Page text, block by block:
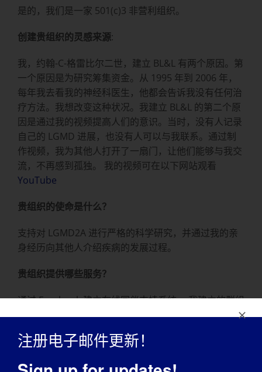
是的，我们是一家 501(c)3 非营利组织。
创建贵组织的灵感来源:
我，约翰-C-格雷比尔二世，建立 BL&L 有两个原因。第
一个原因是为研究筹集资金。从 1995 年到 2006 年，
每年我去看我的神经科医生，他都会告诉我没有任何治
疗方法。我想改变这种状况。我建立 BL&L 的第二个原
因是通过我的视频提高人们的意识。当时，没有人记录
自己的 LGMD 进展，也没有人可以与我联系。通过制
作视频，我为其他人打开了一扇门，让他们能够与我交
流，不再感到孤独。 我的视频可在以下网站观看
YouTube
贵组织的使命是什么？
支持对 LGMD2A 进行严格的科学研究，并通过我的亲
身经历向其他人介绍疾病的发展过程。
贵组织提供哪些服务？
通过 Facebook 建立在线同伴支持系统。 我建立的群组
是"肢腰肌营养不良症： 超越标签和局限"，目前有来自
LGMD 患者和处于疾病进程任何阶段的任何人开放。
注册电子邮件更新！